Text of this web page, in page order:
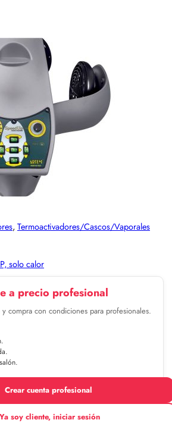
, Termoactivadores/Cascos/Vaporales
solo calor
a precio profesional
compra con condiciones para profesionales.
Crear cuenta profesional
Ya soy cliente, iniciar sesión